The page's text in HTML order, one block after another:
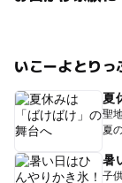
いこーよとり
夏
聖
夏
暑
子